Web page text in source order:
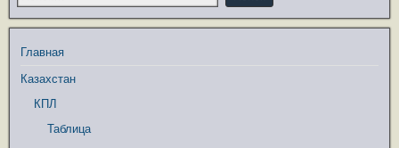
Главная
Казахстан
КПЛ
Таблица